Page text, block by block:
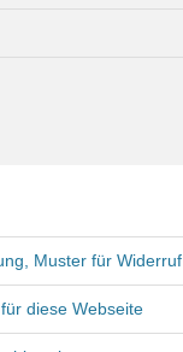
Muster für Widerruf
diese Webseite